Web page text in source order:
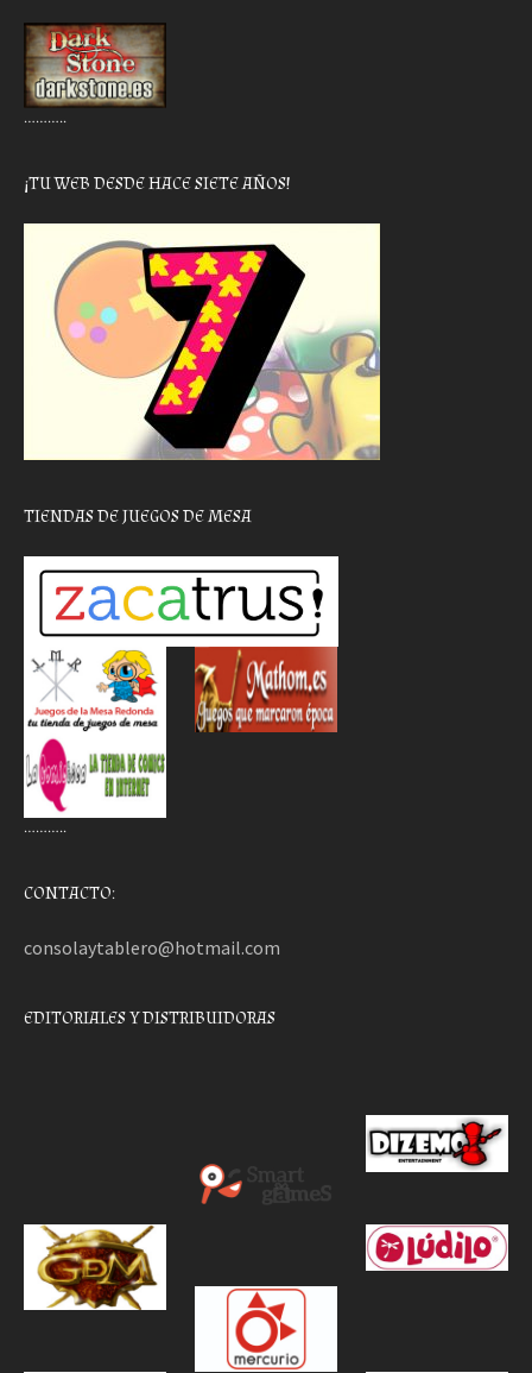
………..
¡TU WEB DESDE HACE SIETE AÑOS!
TIENDAS DE JUEGOS DE MESA
………..
CONTACTO:
consolaytablero@hotmail.com
EDITORIALES Y DISTRIBUIDORAS